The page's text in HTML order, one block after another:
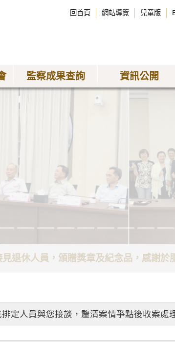
回首頁 網站導覽 兒童版
監察成果查詢 資訊公開
退休人員，頒贈獎章及紀念品，感謝於
定人員與您接談，釐清案情爭點後收案處